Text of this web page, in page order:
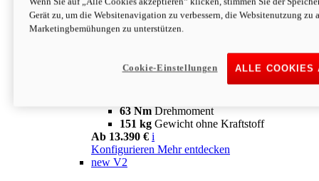
63 NmDrehmoment
151 kgGewicht ohne Kraftstoff
Ab 13.890 € i
63 Nm Drehmoment
151 kg Gewicht ohne Kraftstoff
Ab 13.390 € i
Konfigurieren Mehr entdecken
new V2
Gerät zu, um die Websitenavigation zu verbessern, die Websitenutzung zu
Marketingbemühungen zu unterstützen.
ALLE COOKIES
Cookie-Einstellungen